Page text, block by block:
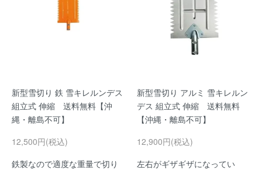
新型雪切り 鉄 雪キレルンデス
組立式 伸縮 送料無料【沖
縄・離島不可】
12,500円(税込)
鉄製なので適度な重量で切り
新型雪切り アルミ 雪キレルン
デス 組立式 伸縮 送料無料
【沖縄・離島不可】
12,900円(税込)
左右がギザギザになってい